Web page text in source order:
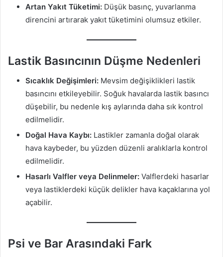
Artan Yakıt Tüketimi: Düşük basınç, yuvarlanma
direncini artırarak yakıt tüketimini olumsuz etkiler.
Lastik Basıncının Düşme Nedenleri
Sıcaklık Değişimleri: Mevsim değişiklikleri lastik
basıncını etkileyebilir. Soğuk havalarda lastik basıncı
düşebilir, bu nedenle kış aylarında daha sık kontrol
edilmelidir.
Doğal Hava Kaybı: Lastikler zamanla doğal olarak
hava kaybeder, bu yüzden düzenli aralıklarla kontrol
edilmelidir.
Hasarlı Valfler veya Delinmeler: Valflerdeki hasarlar
veya lastiklerdeki küçük delikler hava kaçaklarına yol
açabilir.
Psi ve Bar Arasındaki Fark